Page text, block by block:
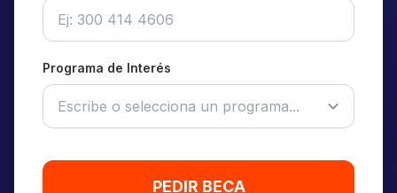
Programa de Interés
PEDIR BECA